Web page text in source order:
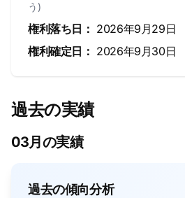
う)
権利落ち日： 2026年9月29日
権利確定日： 2026年9月30日
過去の実績
03月の実績
過去の傾向分析